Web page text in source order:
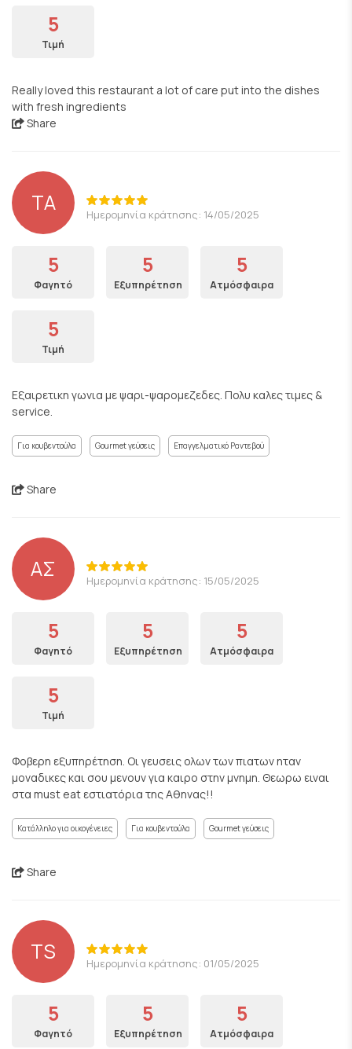
5
Τιμή
Really loved this restaurant a lot of care put into the dishes
with fresh ingredients
Share
TA Ημερομηνία κράτησης: 14/05/2025
5
Φαγητό
5
Εξυπηρέτηση
5
Ατμόσφαιρα
5
Τιμή
Εξαιρετικη γωνια με ψαρι-ψαρομεζεδες. Πολυ καλες τιμες &
service.
Για κουβεντούλα Gourmet γεύσεις Επαγγελματικό Ραντεβού
Share
ΑΣ Ημερομηνία κράτησης: 15/05/2025
5
Φαγητό
5
Εξυπηρέτηση
5
Ατμόσφαιρα
5
Τιμή
Φοβερη εξυπηρέτηση. Οι γευσεις ολων των πιατων ηταν
μοναδικες και σου μενουν για καιρο στην μνημη. Θεωρω ειναι
στα must eat εστιατόρια της Αθηνας!!
Κατάλληλο για οικογένειες Για κουβεντούλα Gourmet γεύσεις
Share
TS Ημερομηνία κράτησης: 01/05/2025
5
Φαγητό
5
Εξυπηρέτηση
5
Ατμόσφαιρα